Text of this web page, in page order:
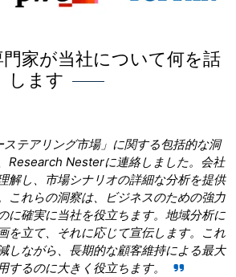
家が当社について何を話
します
」に関する包括的な洞
に連絡しました。会社
リオの詳細な分析を提供
、ビジネスのための強力
役立ちます。地域分析に
応じて宣伝します。これ
的な顧客維持による最大
役立ちます。
Research
とって最良の
ん。 私たちは
ぎたいと考え
青写真を作成
は、従うべき
ビゲートする